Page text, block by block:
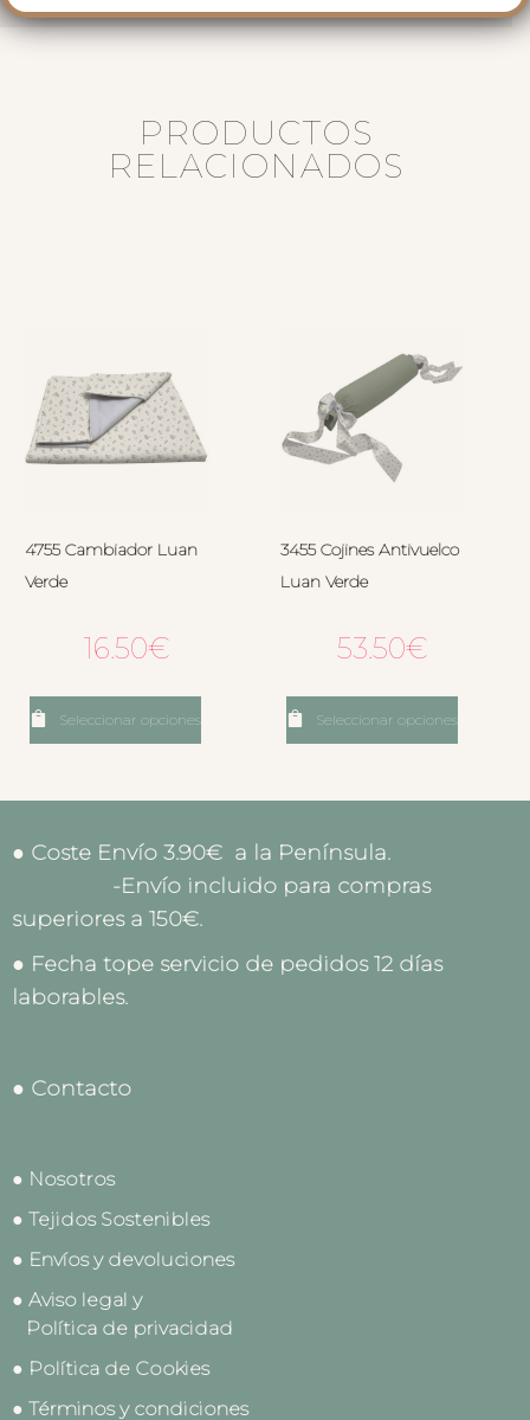
PRODUCTOS
RELACIONADOS
4755 Cambiador Luan
Verde
16.50€
Seleccionar opciones
3455 Cojines Antivuelco
Luan Verde
53.50€
Seleccionar opciones
● Coste Envío 3.90€ a la Península.
-Envío incluido para compras
superiores a 150€.
● Fecha tope servicio de pedidos 12 días
laborables.
● Contacto
● Nosotros
● Tejidos Sostenibles
● Envíos y devoluciones
● Aviso legal y
Política de privacidad
● Política de Cookies
● Términos y condiciones